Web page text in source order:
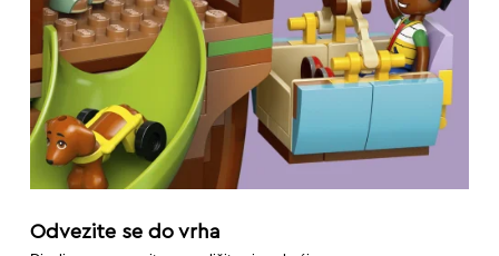
Odvezite se do vrha